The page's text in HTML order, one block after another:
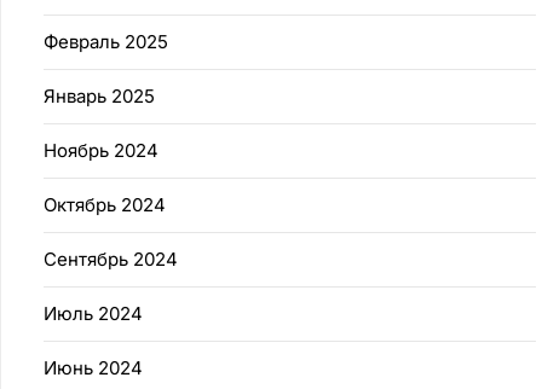
Февраль 2025
Январь 2025
Ноябрь 2024
Октябрь 2024
Сентябрь 2024
Июль 2024
Июнь 2024